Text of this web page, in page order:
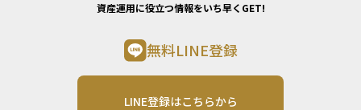
資産運用に役立つ情報をいち早くGET!
無料LINE登録
LINE登録はこちらから